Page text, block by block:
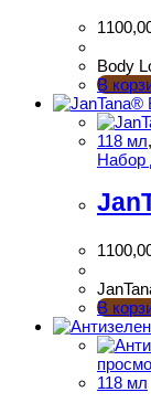
Body
В
118 мл,
Набор
В
118 мл